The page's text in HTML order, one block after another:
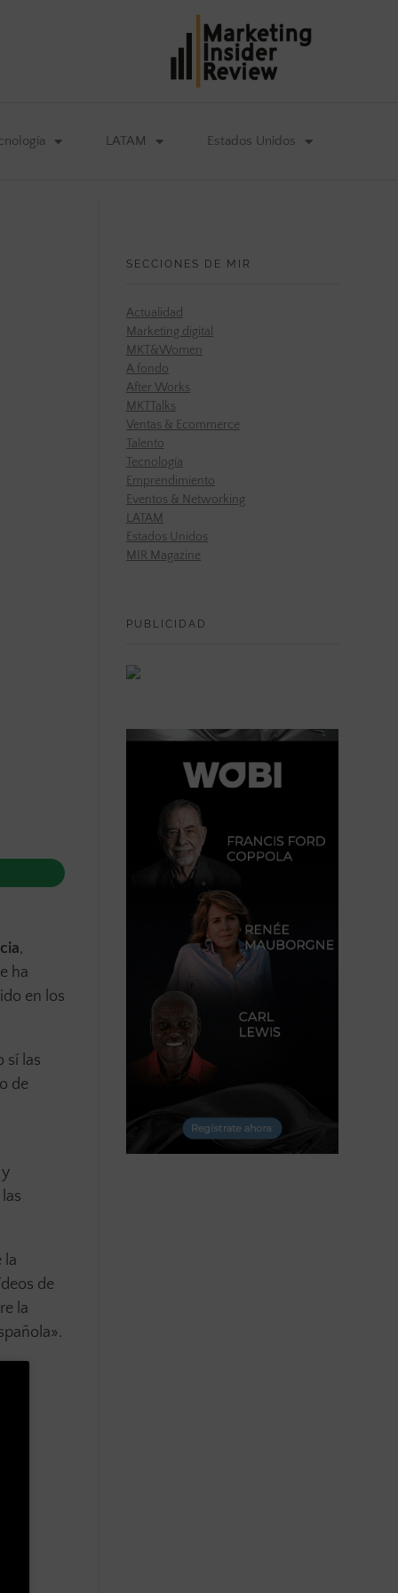
LATAM Estados Unidos
,
ha
en los
sí las
de
la
de
la
SECCIONES DE MIR
Actualidad
Marketing digital
MKT&Women
A fondo
After Works
MKTTalks
Ventas & Ecommerce
Talento
Tecnología
Emprendimiento
Eventos & Networking
LATAM
Estados Unidos
MIR Magazine
PUBLICIDAD